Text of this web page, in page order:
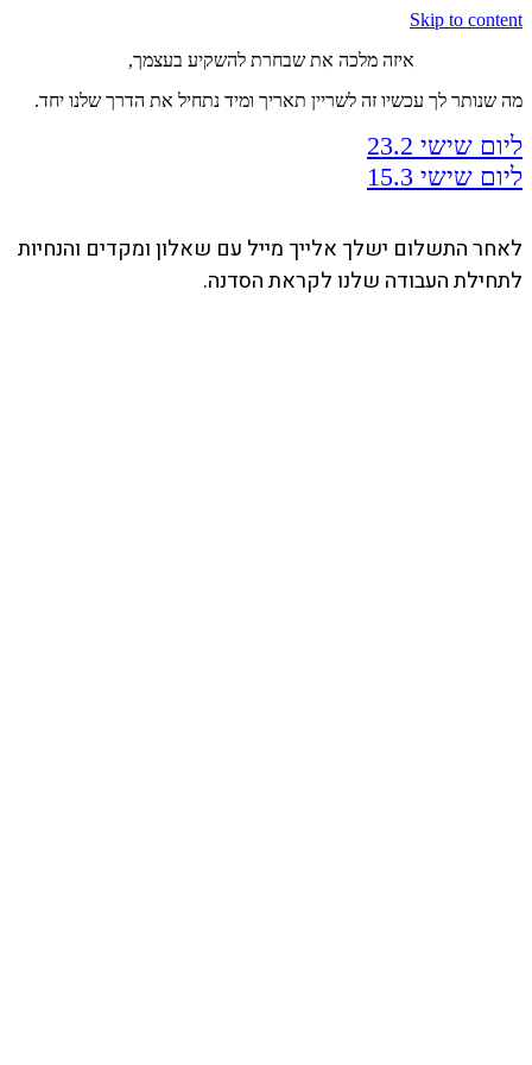
Skip to content
איזה מלכה את שבחרת להשקיע בעצמך,
מה שנותר לך עכשיו זה לשריין תאריך ומיד נתחיל את הדרך שלנו יחד.
ליום שישי 23.2
ליום שישי 15.3
לאחר התשלום ישלך אלייך מייל עם שאלון ומקדים והנחיות
לתחילת העבודה שלנו לקראת הסדנה.